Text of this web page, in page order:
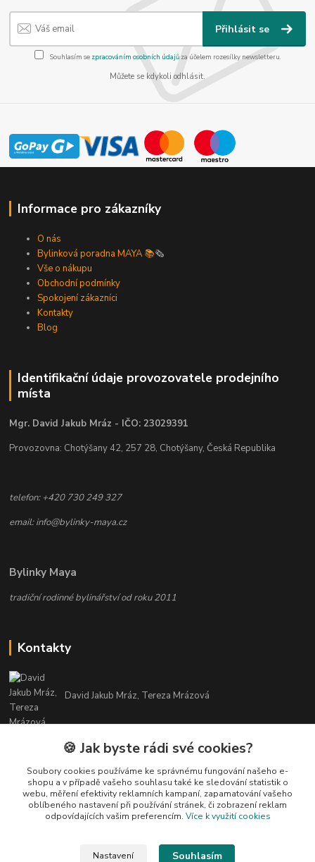
Přihlásit se
Souhlasím se zpracováním osobních údajůza účelem rozesílky newsletteru.
Můžete se kdykoli odhlásit.
Informace pro zákazníky
O nás
Bylinková poradna MAYA 📚🗞️
Vše o nákupu
Obchodní podmínky
Spokojení zákazníci
Kontakty
Blog
Identifikační údaje provozovatele prodejního
místa
Mgr. David Jakub Mráz - IČO: 23029391
Provozovna: Chotýšany 42, 257 28, Chotýšany, Česká Republika
telefon: +420 730 249 327
email: info@bylinky-maya.cz
Bylinky Maya
tradiční rodinné bylinářství od roku 2011
Kontakty
David Jakub Mráz, Tereza Mrázová
info@bylinky-maya.cz
🍪 Jak byste rádi své cookies?
Soubory cookies používáme ke správnému fungování našeho e-
shopu a v případě vašeho souhlasu také ke sledování statistik o
webu, měření efektivity reklamních kampaní, zapamatování vašeho
oblíbeného nastavení při používání stránek, či zobrazení reklam
odpovídajících vašim preferencím. Více k využití cookies
Nastavení Souhlasím